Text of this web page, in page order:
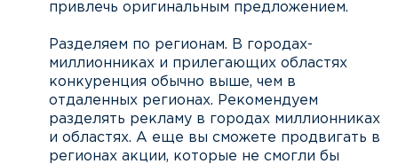
привлечь оригинальным предложением.
Разделяем по регионам. В городах-
миллионниках и прилегающих областях
конкуренция обычно выше, чем в
отдаленных регионах. Рекомендуем
разделять рекламу в городах миллионниках
и областях. А еще вы сможете продвигать в
регионах акции, которые не смогли бы